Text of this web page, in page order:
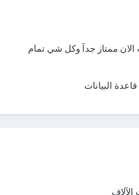
الان ممتاز جدآ وكل شي تمام
البيانات